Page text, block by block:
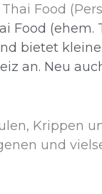
Food
Food
bietet
an. Neu
Krippen
und